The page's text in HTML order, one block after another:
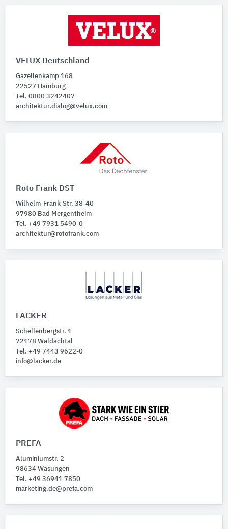
VELUX Deutschland
Gazellenkamp 168
22527 Hamburg
Tel. 0800 3242407
architektur.dialog@velux.com
Roto Frank DST
Wilhelm-Frank-Str. 38-40
97980 Bad Mergentheim
Tel. +49 7931 5490-0
architektur@rotofrank.com
LACKER
Schellenbergstr. 1
72178 Waldachtal
Tel. +49 7443 9622-0
info@lacker.de
PREFA
Aluminiumstr. 2
98634 Wasungen
Tel. +49 36941 7850
marketing.de@prefa.com